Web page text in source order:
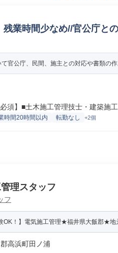
残業時間少なめ//官公庁と
官公庁、民間、施主との対応や書類の
須】■土木施工管理技士・建築施工
時間20時間以内 転勤なし +2個
理スタッフ
フ
OK！】電気施工管理★福井県大飯郡★
高浜町田ノ浦